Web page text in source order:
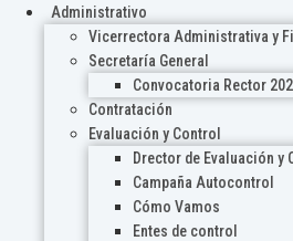
Administrativo
Vicerrectora Administrativa y
Secretaría General
Convocatoria Rector
Contratación
Evaluación y Control
Drector de Evaluación y
Campaña Autocontrol
Cómo Vamos
Entes de control